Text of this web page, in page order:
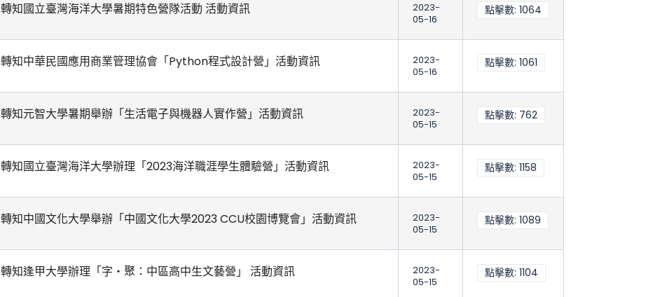
轉知國立臺灣海洋大學暑期特色營隊活動 活動資訊
2023-
05-16
點擊數: 1064
轉知中華民國應用商業管理協會「Python程式設計營」活動資訊
2023-
05-16
點擊數: 1061
轉知元智大學暑期舉辦「生活電子與機器人實作營」活動資訊
2023-
05-15
點擊數: 762
轉知國立臺灣海洋大學辦理「2023海洋職涯學生體驗營」活動資訊
2023-
05-15
點擊數: 1158
轉知中國文化大學舉辦「中國文化大學2023 CCU校園博覽會」活動資訊
2023-
05-15
點擊數: 1089
轉知逢甲大學辦理「字‧聚：中區高中生文藝營」 活動資訊
2023-
05-15
點擊數: 1104